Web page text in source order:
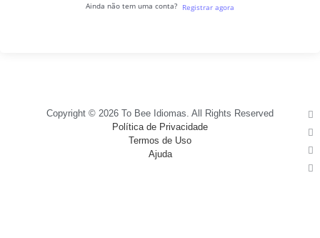
Ainda não tem uma conta? Registrar agora
Copyright © 2026 To Bee Idiomas. All Rights Reserved
Política de Privacidade
Termos de Uso
Ajuda